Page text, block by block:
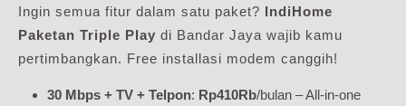
Ingin semua fitur dalam satu paket? IndiHome
Paketan Triple Play di Bandar Jaya wajib kamu
pertimbangkan. Free installasi modem canggih!
30 Mbps + TV + Telpon: Rp410Rb/bulan – All-in-one